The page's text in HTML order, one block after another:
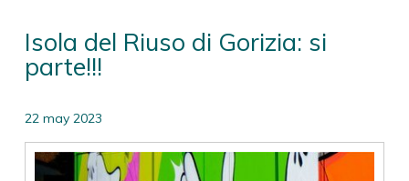
Isola del Riuso di Gorizia: si
parte!!!
22 may 2023